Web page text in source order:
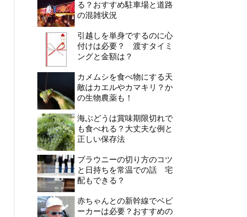
る？おすすめ駐車場と道路
の混雑状況
引越しを単身でするのに心
付けは必要？ 渡すタイミ
ングと金額は？
カメムシを食べ物にする天
敵はカエルやカマキリ？か
の生物農薬も！
海ぶどうは賞味期限切れで
も食べれる？大丈夫な例と
正しい保存法
ブラウニーの切り方のコツ
と日持ちを常温での話 宅
配もできる？
赤ちゃんとの新幹線でベビ
ーカーは必要？おすすめの